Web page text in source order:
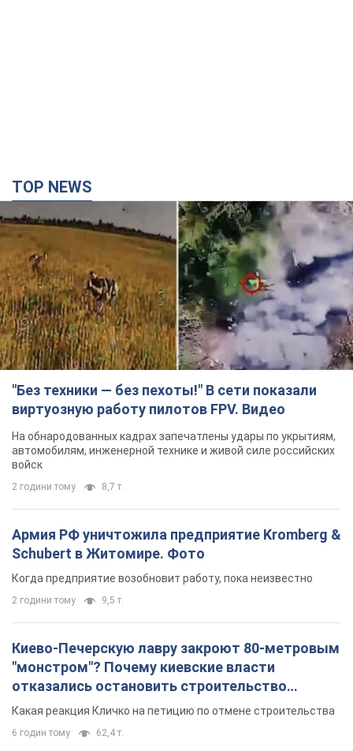
TOP NEWS
"Без техники — без пехоты!" В сети показали
виртуозную работу пилотов FPV. Видео
На обнародованных кадрах запечатлены удары по укрытиям,
автомобилям, инженерной технике и живой силе российских
войск
2 години тому 8,7 т.
Армия РФ уничтожила предприятие Kromberg &
Schubert в Житомире. Фото
Когда предприятие возобновит работу, пока неизвестно
2 години тому 9,5 т.
Киево-Печерскую лавру закроют 80-метровым
"монстром"? Почему киевские власти
отказались остановить строительство
небоскреба "московского верующего"
Какая реакция Кличко на петицию по отмене строительства
6 годин тому 62,4 т.